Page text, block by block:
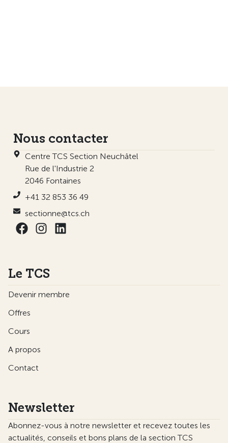
Nous contacter
Centre TCS Section Neuchâtel
Rue de l'Industrie 2
2046 Fontaines
+41 32 853 36 49
sectionne@tcs.ch
Le TCS
Devenir membre
Offres
Cours
A propos
Contact
Newsletter
Abonnez-vous à notre newsletter et recevez toutes les
actualités, conseils et bons plans de la section TCS